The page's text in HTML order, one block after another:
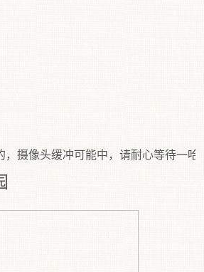
像头缓冲可能中，请耐心等待一哈！